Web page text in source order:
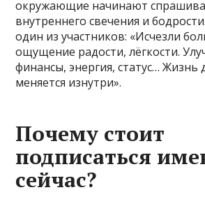
окружающие начинают
внутреннего свечения и
один из участников: «Исчезли
ощущение радости, лёгкости.
финансы, энергия, статус… Жизнь
меняется изнутри».
Почему стоит
подписаться
сейчас?